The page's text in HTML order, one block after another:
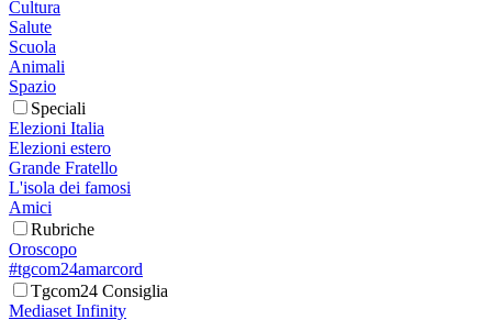
Cultura
Salute
Scuola
Animali
Spazio
Speciali
Elezioni Italia
Elezioni estero
Grande Fratello
L'isola dei famosi
Amici
Rubriche
Oroscopo
#tgcom24amarcord
Tgcom24 Consiglia
Mediaset Infinity